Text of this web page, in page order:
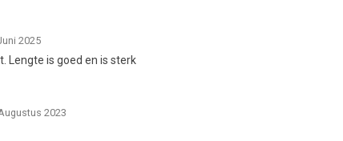
2025
Lengte is goed en is sterk
2023